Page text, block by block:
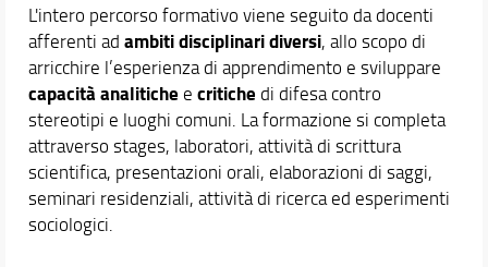
L'intero percorso formativo viene seguito da docenti
afferenti ad ambiti disciplinari diversi, allo scopo di
arricchire l’esperienza di apprendimento e sviluppare
capacità analitiche e critiche di difesa contro
stereotipi e luoghi comuni. La formazione si completa
attraverso stages, laboratori, attività di scrittura
scientifica, presentazioni orali, elaborazioni di saggi,
seminari residenziali, attività di ricerca ed esperimenti
sociologici.